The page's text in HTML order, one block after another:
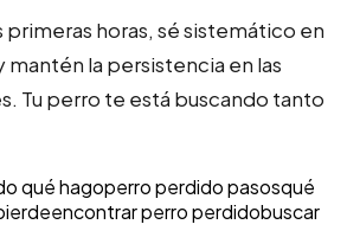
primeras horas, sé sistemático en
mantén la persistencia en las
Tu perro te está buscando tanto
qué hagoperro perdido pasosqué
encontrar perro perdidobuscar